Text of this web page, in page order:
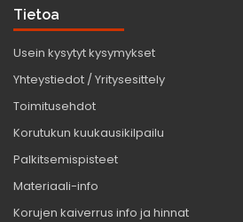
Tietoa
Usein kysytyt kysymykset
Yhteystiedot / Yritysesittely
Toimitusehdot
Korutukun kuukausikilpailu
Palkitsemispisteet
Materiaali-info
Korujen kaiverrus info ja hinnat